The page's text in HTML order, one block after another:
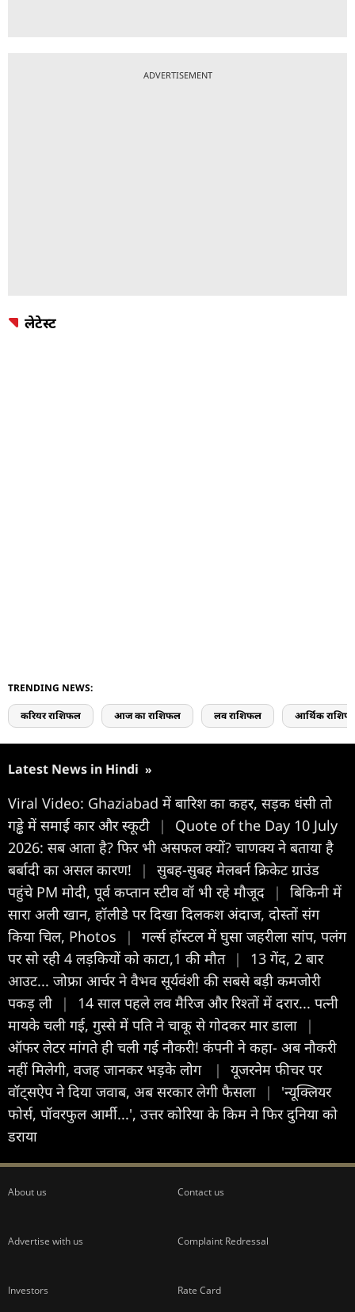
ADVERTISEMENT
लेटेस्ट
TRENDING NEWS:
करियर राशिफल आज का राशिफल लव राशिफल आर्थिक
Latest News in Hindi »
Viral Video: Ghaziabad में बारिश का कहर, सड़क धंसी तो
गड्ढे में समाई कार और स्कूटी
|
Quote of the Day 10 July
2026: सब आता है? फिर भी असफल क्यों? चाणक्य ने बताया है
बर्बादी का असल कारण!
|
सुबह-सुबह मेलबर्न क्रिकेट ग्राउंड
पहुंचे PM मोदी, पूर्व कप्तान स्टीव वॉ भी रहे मौजूद
|
बिकिनी में
सारा अली खान, हॉलीडे पर दिखा दिलकश अंदाज, दोस्तों संग
किया चिल, Photos
|
गर्ल्स हॉस्टल में घुसा जहरीला सांप, पलंग
पर सो रही 4 लड़कियों को काटा,1 की मौत |
13 गेंद, 2 बार
आउट... जोफ्रा आर्चर ने वैभव सूर्यवंशी की सबसे बड़ी कमजोरी
पकड़ ली
|
14 साल पहले लव मैरिज और रिश्तों में दरार... पत्नी
मायके चली गई, गुस्से में पति ने चाकू से गोदकर मार डाला
|
ऑफर लेटर मांगते ही चली गई नौकरी! कंपनी ने कहा- अब नौकरी
नहीं मिलेगी, वजह जानकर भड़के लोग
|
यूजरनेम फीचर पर
वॉट्सऐप ने दिया जवाब, अब सरकार लेगी फैसला
|
'न्यूक्लियर
फोर्स, पॉवरफुल आर्मी...', उत्तर कोरिया के किम ने फिर दुनिया को
डराया
About us Contact us
Advertise with us Complaint Redressal
Investors Rate Card